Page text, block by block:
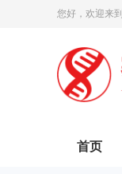
您好，欢迎来到
首页